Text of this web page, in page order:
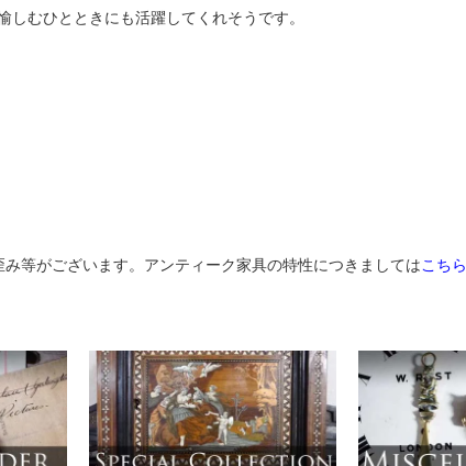
むひとときにも活躍してくれそうです。
等がございます。アンティーク家具の特性につきましてはこちら